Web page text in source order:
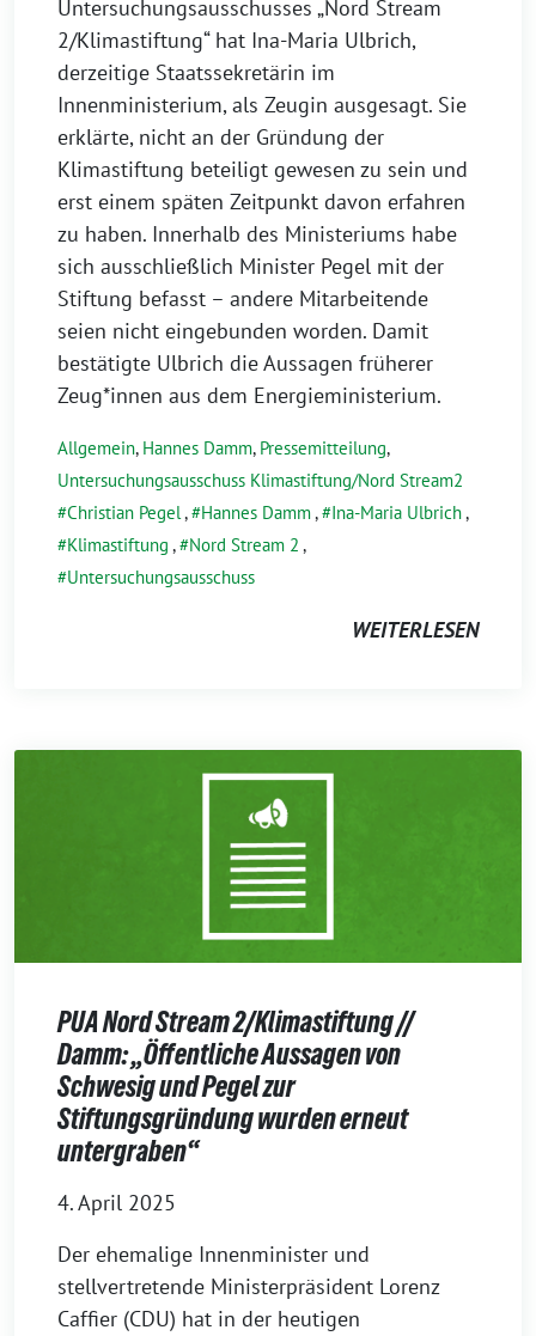
Untersuchungsausschusses „Nord Stream
2/Klimastiftung“ hat Ina-Maria Ulbrich,
derzeitige Staatssekretärin im
Innenministerium, als Zeugin ausgesagt. Sie
erklärte, nicht an der Gründung der
Klimastiftung beteiligt gewesen zu sein und
erst einem späten Zeitpunkt davon erfahren
zu haben. Innerhalb des Ministeriums habe
sich ausschließlich Minister Pegel mit der
Stiftung befasst – andere Mitarbeitende
seien nicht eingebunden worden. Damit
bestätigte Ulbrich die Aussagen früherer
Zeug*innen aus dem Energieministerium.
Allgemein, Hannes Damm, Pressemitteilung,
Untersuchungsausschuss Klimastiftung/Nord Stream2
Christian Pegel, Hannes Damm, Ina-Maria Ulbrich,
Klimastiftung , Nord Stream 2 ,
Untersuchungsausschuss
WEITERLESEN
PUA Nord Stream 2/Klimastiftung //
Damm: „Öffentliche Aussagen von
Schwesig und Pegel zur
Stiftungsgründung wurden erneut
untergraben“
4. April 2025
Der ehemalige Innenminister und
stellvertretende Ministerpräsident Lorenz
Caffier (CDU) hat in der heutigen